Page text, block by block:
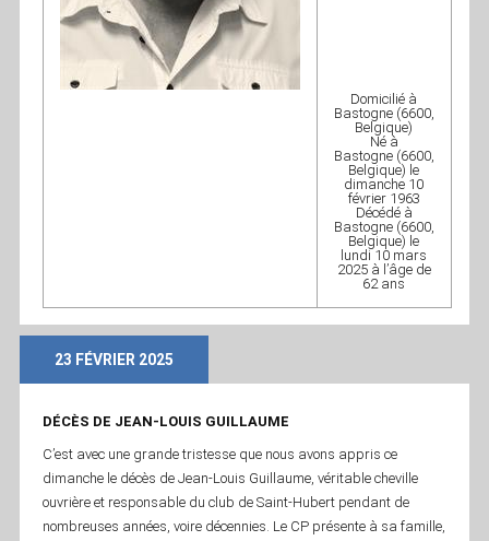
Domicilié à
Bastogne (6600,
Belgique)
Né à
Bastogne (6600,
Belgique) le
dimanche 10
février 1963
Décédé à
Bastogne (6600,
Belgique) le
lundi 10 mars
2025 à l’âge de
62 ans
23 FÉVRIER 2025
DÉCÈS DE JEAN-LOUIS GUILLAUME
C’est avec une grande tristesse que nous avons appris ce
dimanche le décès de Jean-Louis Guillaume, véritable cheville
ouvrière et responsable du club de Saint-Hubert pendant de
nombreuses années, voire décennies. Le CP présente à sa famille,